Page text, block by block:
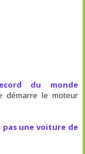
du monde
le moteur
pas une voiture de